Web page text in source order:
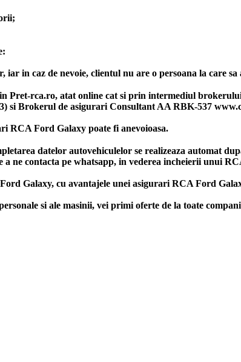
in caz de nevoie, clientul nu are o persoana la care sa
rca.ro, atat online cat si prin intermediul
si Brokerul de asigurari Consultant AA RBK-537
RCA Ford Galaxy poate fi anevoioasa.
datelor autovehiculelor se realizeaza automat
ne contacta pe whatsapp, in vederea incheierii unui
Galaxy, cu avantajele unei asigurari RCA Ford
si ale masinii, vei primi oferte de la toate